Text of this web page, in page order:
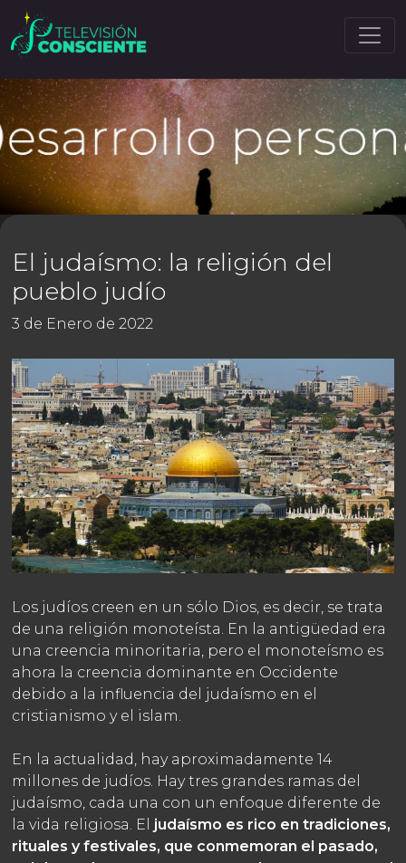
El judaísmo: la religión del
pueblo judío
3 de Enero de 2022
Los judíos creen en un sólo Dios, es decir, se trata
de una religión monoteísta. En la antigüedad era
una creencia minoritaria, pero el monoteísmo es
ahora la creencia dominante en Occidente
debido a la influencia del judaísmo en el
cristianismo y el islam.
En la actualidad, hay aproximadamente 14
millones de judíos. Hay tres grandes ramas del
judaísmo, cada una con un enfoque diferente de
la vida religiosa. El judaísmo es rico en tradiciones,
rituales y festivales, que conmemoran el pasado,